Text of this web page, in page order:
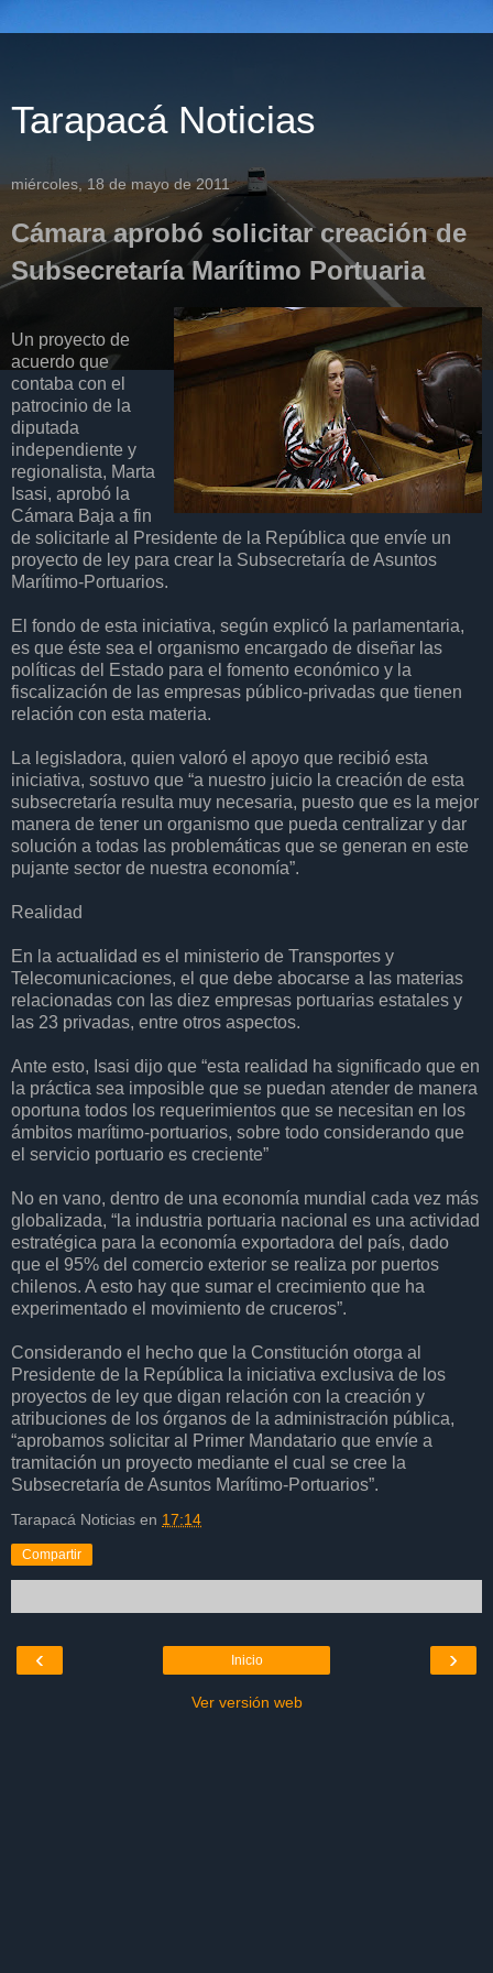
Tarapacá Noticias
miércoles, 18 de mayo de 2011
Cámara aprobó solicitar creación de
Subsecretaría Marítimo Portuaria
Un proyecto de
acuerdo que
contaba con el
patrocinio de la
diputada
independiente y
regionalista, Marta
Isasi, aprobó la
Cámara Baja a fin
de solicitarle al Presidente de la República que envíe un
proyecto de ley para crear la Subsecretaría de Asuntos
Marítimo-Portuarios.
El fondo de esta iniciativa, según explicó la parlamentaria,
es que éste sea el organismo encargado de diseñar las
políticas del Estado para el fomento económico y la
fiscalización de las empresas público-privadas que tienen
relación con esta materia.
La legisladora, quien valoró el apoyo que recibió esta
iniciativa, sostuvo que “a nuestro juicio la creación de esta
subsecretaría resulta muy necesaria, puesto que es la mejor
manera de tener un organismo que pueda centralizar y dar
solución a todas las problemáticas que se generan en este
pujante sector de nuestra economía”.
Realidad
En la actualidad es el ministerio de Transportes y
Telecomunicaciones, el que debe abocarse a las materias
relacionadas con las diez empresas portuarias estatales y
las 23 privadas, entre otros aspectos.
Ante esto, Isasi dijo que “esta realidad ha significado que en
la práctica sea imposible que se puedan atender de manera
oportuna todos los requerimientos que se necesitan en los
ámbitos marítimo-portuarios, sobre todo considerando que
el servicio portuario es creciente”
No en vano, dentro de una economía mundial cada vez más
globalizada, “la industria portuaria nacional es una actividad
estratégica para la economía exportadora del país, dado
que el 95% del comercio exterior se realiza por puertos
chilenos. A esto hay que sumar el crecimiento que ha
experimentado el movimiento de cruceros”.
Considerando el hecho que la Constitución otorga al
Presidente de la República la iniciativa exclusiva de los
proyectos de ley que digan relación con la creación y
atribuciones de los órganos de la administración pública,
“aprobamos solicitar al Primer Mandatario que envíe a
tramitación un proyecto mediante el cual se cree la
Subsecretaría de Asuntos Marítimo-Portuarios”.
Tarapacá Noticias en 17:14
Compartir
‹ ›
Inicio
Ver versión web